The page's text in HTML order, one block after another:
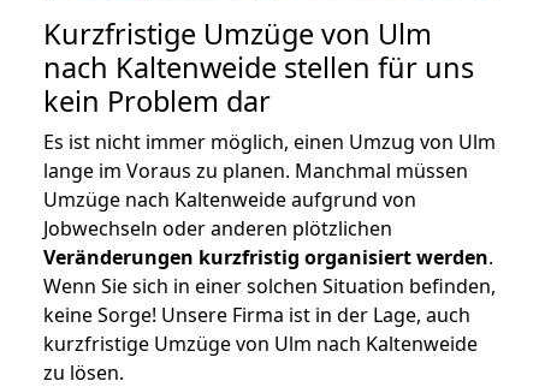
Kurzfristige Umzüge von Ulm
nach Kaltenweide stellen für uns
kein Problem dar
Es ist nicht immer möglich, einen Umzug von Ulm
lange im Voraus zu planen. Manchmal müssen
Umzüge nach Kaltenweide aufgrund von
Jobwechseln oder anderen plötzlichen
Veränderungen kurzfristig organisiert werden.
Wenn Sie sich in einer solchen Situation befinden,
keine Sorge! Unsere Firma ist in der Lage, auch
kurzfristige Umzüge von Ulm nach Kaltenweide
zu lösen.